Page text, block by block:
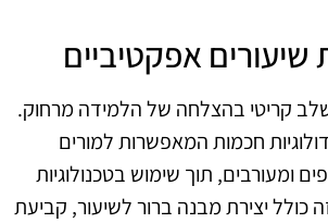
שיעורים אפקטיביים
שלב קריטי בהצלחה של הלמידה מרחוק.
חכמות המאפשרות למורים
ומעורבים, תוך שימוש בטכנולוגיות
כולל יצירת מבנה ברור לשיעור, קביעת